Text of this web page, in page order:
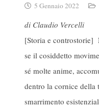
5 Gennaio 2022
di Claudio Vercelli
[Storia e controstorie]
se il cosiddetto
sé molte anime,
dentro la cornice della
smarrimento